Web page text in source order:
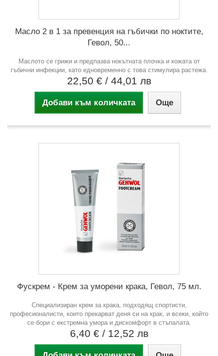
Масло 2 в 1 за превенция на гъбички по ноктите,
Гевол, 50...
Маслото се грижи и предпазва нокътната плочка и кожата от
гъбични инфекции, като едновременно с това стимулира растежа.
22,50 € / 44,01 лв
Добави към количката Още
Фускрем - Крем за уморени крака, Гевол, 75 мл.
Специализиран крем за крака, подходящ спортисти,
професионалисти, които прекарват деня си на крак, и всеки, който
се бори с екстремна умора и дискомфорт в стъпалата.
6,40 € / 12,52 лв